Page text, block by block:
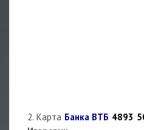
2. Карта Банка ВТБ 4893